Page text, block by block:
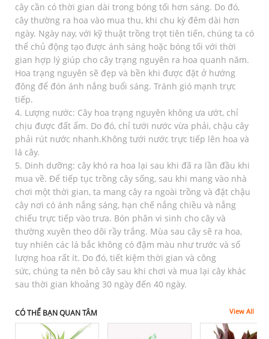
cây cần có thời gian dài trong bóng tối hơn sáng. Do đó,
cây thường ra hoa vào mua thu, khi chu kỳ đêm dài hơn
ngày. Ngày nay, với kỹ thuật trồng trọt tiên tiến, chúng ta có
thể chủ động tạo được ánh sáng hoặc bóng tối với thời
gian hợp lý giúp cho cây trạng nguyên ra hoa quanh năm.
Hoa trạng nguyên sẽ đẹp và bền khi được đặt ở hướng
đông để đón ánh nắng buổi sáng. Tránh gió mạnh trực
tiếp.
4. Lượng nước: Cây hoa trạng nguyên không ưa ướt, chỉ
chịu được đất ẩm. Do đó, chỉ tưới nước vừa phải, chậu cây
phải rút nước nhanh.Không tưới nước trực tiếp lên hoa và
lá cây.
5. Dinh dưỡng: cây khó ra hoa lại sau khi đã ra lần đầu khi
mua về. Để tiếp tục trồng cây sống, sau khi mang vào nhà
chơi một thời gian, ta mang cây ra ngoài trồng và đặt chậu
cây nơi có ánh nắng sáng, hạn chế nắng chiều và nắng
chiếu trực tiếp vào trưa. Bón phân vi sinh cho cây và
thường xuyên theo dõi rầy trắng. Mùa sau cây sẽ ra hoa,
tuy nhiên các lá bắc không có đậm màu như trước và số
lượng hoa rất ít. Do đó, tiết kiệm thời gian và công
sức, chúng ta nên bỏ cây sau khi chơi và mua lại cây khác
sau thời gian khoảng 30 ngày đến 40 ngày.
CÓ THỂ BẠN QUAN TÂM View All